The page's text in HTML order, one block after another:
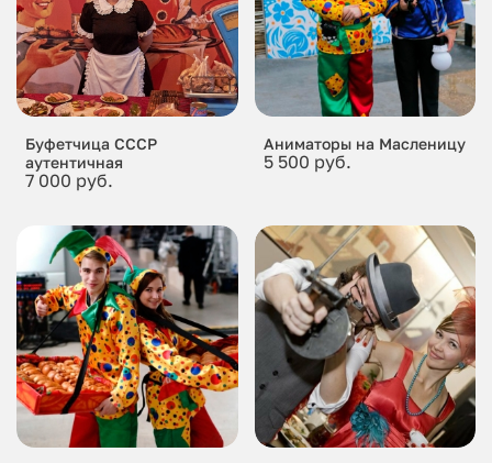
Буфетчица СССР
аутентичная
7 000 руб.
Аниматоры на Масленицу
5 500 руб.